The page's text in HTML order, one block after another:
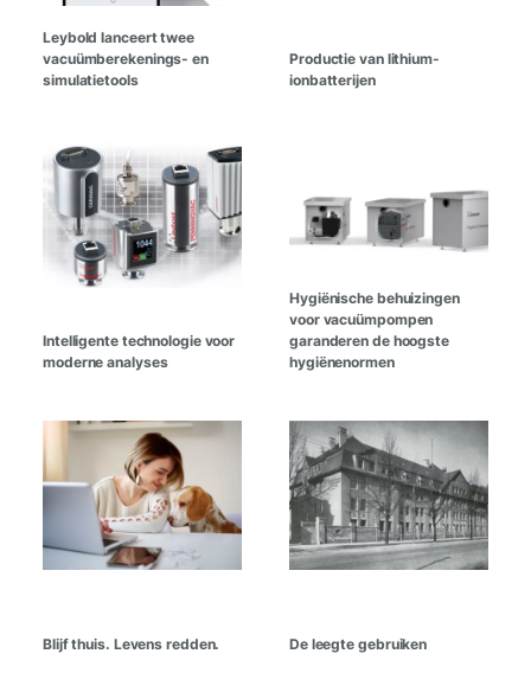
Leybold lanceert twee
vacuümberekenings- en
simulatietools
Productie van lithium-
ionbatterijen
Intelligente technologie voor
moderne analyses
Hygiënische behuizingen
voor vacuümpompen
garanderen de hoogste
hygiënenormen
Blijf thuis. Levens redden. De leegte gebruiken